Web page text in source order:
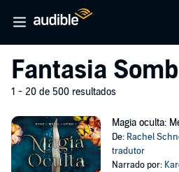
Fantasia
1 - 20 de 500 resultados
Magia oculta:
De: Rachel
tradutor
Narrado por: